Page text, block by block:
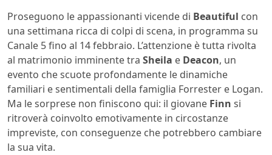
Proseguono le appassionanti vicende di Beautiful con
una settimana ricca di colpi di scena, in programma su
Canale 5 fino al 14 febbraio. L’attenzione è tutta rivolta
al matrimonio imminente tra Sheila e Deacon, un
evento che scuote profondamente le dinamiche
familiari e sentimentali della famiglia Forrester e Logan.
Ma le sorprese non finiscono qui: il giovane Finn si
ritroverà coinvolto emotivamente in circostanze
impreviste, con conseguenze che potrebbero cambiare
la sua vita.